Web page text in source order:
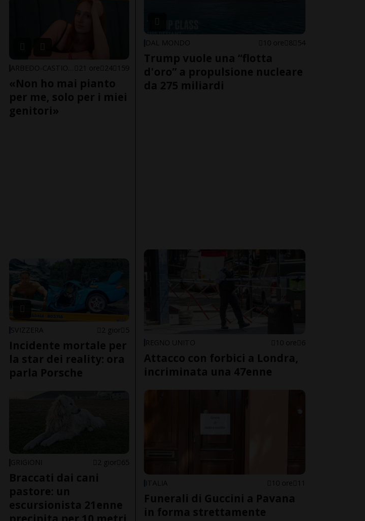
21 ore 24 159
«Non ho mai pianto
per me, solo per i miei
genitori»
SVIZZERA 2 gior 5
Incidente mortale per
la star dei reality: ora
parla Porsche
GRIGIONI 2 gior 65
Braccati dai cani
pastore: un
escursionista 21enne
DAL MONDO 10 ore 8 54
Trump vuole una “flotta
d'oro” a propulsione nucleare
da 275 miliardi
REGNO UNITO 10 ore 6
Attacco con forbici a Londra,
incriminata una 47enne
ITALIA 10 ore 11
Funerali di Guccini a Pavana
in forma strettamente